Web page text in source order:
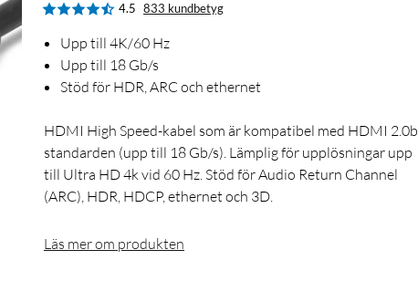
4.5 833 kundbetyg
Upp till 4K/60 Hz
Upp till 18 Gb/s
Stöd för HDR, ARC och ethernet
HDMI High Speed-kabel som är kompatibel med HDMI 2.0b
standarden (upp till 18 Gb/s). Lämplig för upplösningar upp
till Ultra HD 4k vid 60 Hz. Stöd för Audio Return Channel
(ARC), HDR, HDCP, ethernet och 3D.
Läs mer om produkten